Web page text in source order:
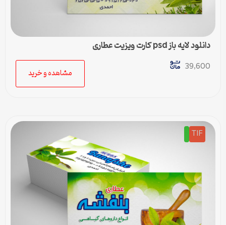
دانلود لایه باز psd کارت ویزیت عطاری
39,600
مشاهده و خرید
TIF